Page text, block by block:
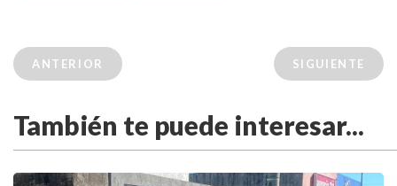
ANTERIOR SIGUIENTE
También te puede interesar...